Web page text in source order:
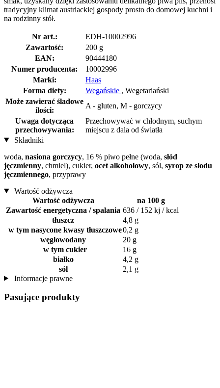
tradycyjny klimat austriackiej gospody prosto do domowej kuchni i
na rodzinny stół.
Nr art.:
EDH-10002996
Zawartość:
200 g
EAN:
90444180
Numer producenta:
10002996
Marki:
Haas
Forma diety:
Wegańskie , Wegetariański
Może zawierać śladowe
ilości:
A - gluten, M - gorczycy
Uwaga dotycząca
przechowywania:
Przechowywać w chłodnym, suchym
miejscu z dala od światła
Składniki
woda, nasiona gorczycy, 16 % piwo pełne (woda, słód
jęczmienny, chmiel), cukier, ocet alkoholowy, sól, syrop ze słodu
jęczmiennego, przyprawy
Wartość odżywcza
Wartość odżywcza
na 100 g
Zawartość energetyczna / spalania 636 / 152 kj / kcal
tłuszcz
4,8 g
w tym nasycone kwasy tłuszczowe0,2 g
węglowodany
20 g
w tym cukier
16 g
białko
4,2 g
sól
2,1 g
Informacje prawne
Pasujące produkty